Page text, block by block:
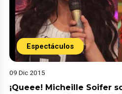
Espectáculos
09 Dic 2015
¡Queee! Micheille Soifer